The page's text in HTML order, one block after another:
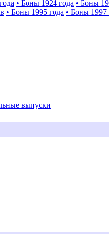
• Боны 1924 года • Боны
• Боны 1995 года • Боны 1997
выпуски